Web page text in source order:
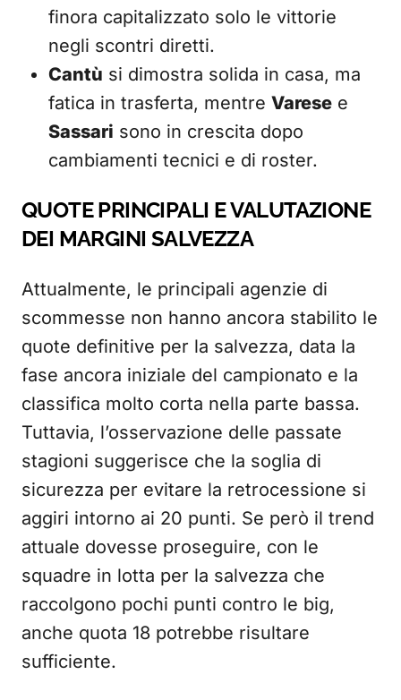
finora capitalizzato solo le vittorie
negli scontri diretti.
Cantù si dimostra solida in casa, ma
fatica in trasferta, mentre Varese e
Sassari sono in crescita dopo
cambiamenti tecnici e di roster.
QUOTE PRINCIPALI E VALUTAZIONE
DEI MARGINI SALVEZZA
Attualmente, le principali agenzie di
scommesse non hanno ancora stabilito le
quote definitive per la salvezza, data la
fase ancora iniziale del campionato e la
classifica molto corta nella parte bassa.
Tuttavia, l’osservazione delle passate
stagioni suggerisce che la soglia di
sicurezza per evitare la retrocessione si
aggiri intorno ai 20 punti. Se però il trend
attuale dovesse proseguire, con le
squadre in lotta per la salvezza che
raccolgono pochi punti contro le big,
anche quota 18 potrebbe risultare
sufficiente.